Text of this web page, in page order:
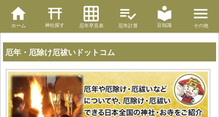
ホーム 神社探す 厄年早見表 厄年計算 豆知識 その他
厄年・厄除け厄祓いドットコム